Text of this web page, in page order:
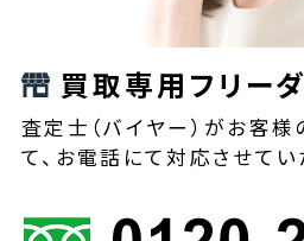
買取専用フリー
査定士（バイヤー）がお客
て、お電話にて対応させてい